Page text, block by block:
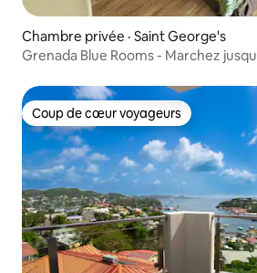
Chambre privée · Saint George's
Grenada Blue Rooms - Marchez
Coup de cœur voyageurs
Coup de cœur voyageurs